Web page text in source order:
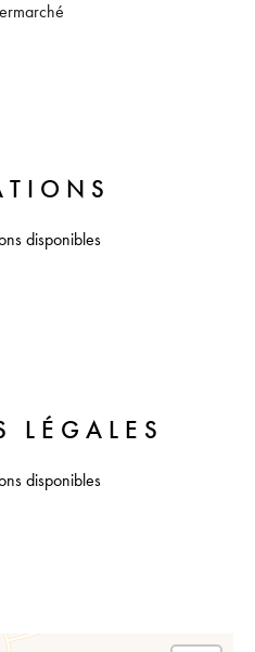
disponibles
LÉGALES
disponibles